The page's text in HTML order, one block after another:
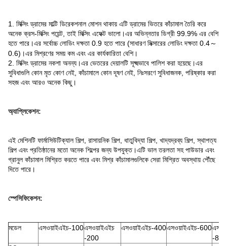
1. মিক্সিং ড্রামের মাল্টি ডিরেকশনাল মোশন থাকায় এটি ড্রামের ভিতরে কাঁচামাল তৈরি করে
অনেক ক্রস-মিক্সিং পয়েন্ট, তাই মিক্সিং এফেক্ট ভালো।এর অভিন্নতার ডিগ্রী 99.9% এর বেশি
হতে পারে।এর সর্বোচ্চ লোডিং দক্ষতা 0.9 হতে পারে (সাধারণ মিক্সারের লোডিং দক্ষতা 0.4～
0.6)।এর মিশ্রণের সময় কম এবং এর কার্যকারিতা বেশি।
2. মিক্সিং ড্রামের নকশা অনন্য।এর ভেতরের দেয়ালটি সূক্ষ্মভাবে পালিশ করা হয়েছে।এর
সুবিধাগুলি কোন মৃত কোণ নেই, কাঁচামালে কোন দূষণ নেই, নিঃসরণে সুবিধাজনক, পরিষ্কার করা
সহজ এবং আরও অনেক কিছু।
অ্যাপ্লিকেশন:
এই মেশিনটি ফার্মাসিউটিক্যাল শিল্প, রাসায়নিক শিল্প, ধাতুবিদ্যা শিল্প, খাদ্যদ্রব্য শিল্প, স্থাপত্য
শিল্প এবং প্রতিষ্ঠানের মতো অনেক শিল্পের জন্য উপযুক্ত।এটি ভাল তরলতা সহ পাউডার এবং
গ্রানুল কাঁচামাল মিশ্রিত করতে পারে এবং মিশ্র কাঁচামালগুলিকে সেরা মিশ্রিত অবস্থায় পৌঁছে
দিতে পারে।
স্পেসিফিকেশন:
মডেল এসওয়াইএইচ-100এসওয়াইএইচ
-200
এসওয়াইএইচ-400এসওয়াইএইচ-600
-800